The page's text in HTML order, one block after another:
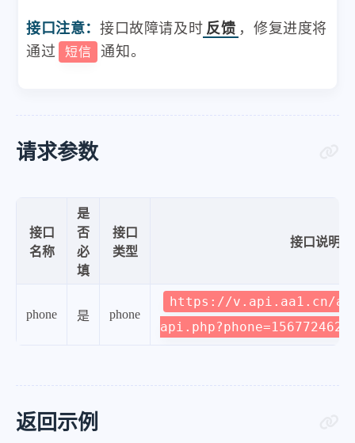
接口注意： 接口故障请及时 反馈 ，修复进度将
通过
短信 通知。
请求参数
接口
名称
是
否
必
填
接口
类型
接口说明
phone 是 phone
https://v.api.aa1.cn/
返回示例